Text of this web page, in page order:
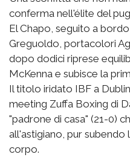
conferma nell'élite del
El Chapo, seguito a
Greguoldo, portacolori
dopo dodici riprese
McKenna e subisce la
Il titolo iridato IBF a
meeting Zuffa Boxing di
"padrone di casa" (21-0)
all'astigiano, pur subendo
corpo.